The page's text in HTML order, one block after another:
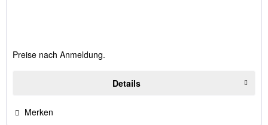
Preise nach Anmeldung.
Details
Merken